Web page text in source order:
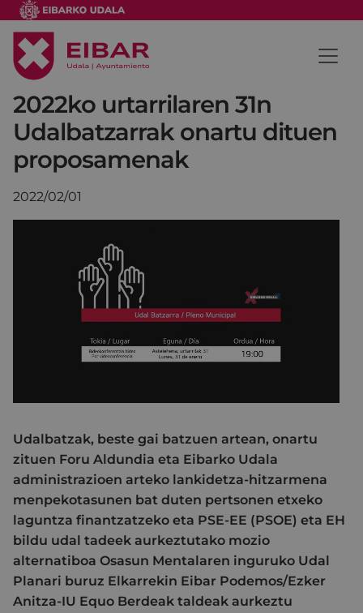
2022ko urtarrilaren 31n
Udalbatzarrak onartu dituen
proposamenak
2022/02/01
Udalbatzak, beste gai batzuen artean, onartu
zituen Foru Aldundia eta Eibarko Udala
administrazioen arteko lankidetza-hitzarmena
menpekotasunen bat duten pertsonen etxeko
laguntza finantzatzeko eta PSE-EE (PSOE) eta EH
bildu udal tadeek aurkeztutako mozio
alternatiboa Osasun Mentalaren inguruko Udal
Planari buruz Elkarrekin Eibar Podemos/Ezker
Anitza-IU Equo Berdeak taldeak aurkeztu